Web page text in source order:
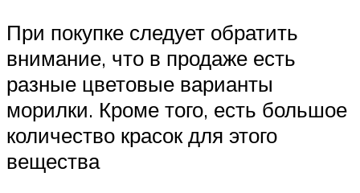
При покупке следует обратить
внимание, что в продаже есть
разные цветовые варианты
морилки. Кроме того, есть большое
количество красок для этого
вещества